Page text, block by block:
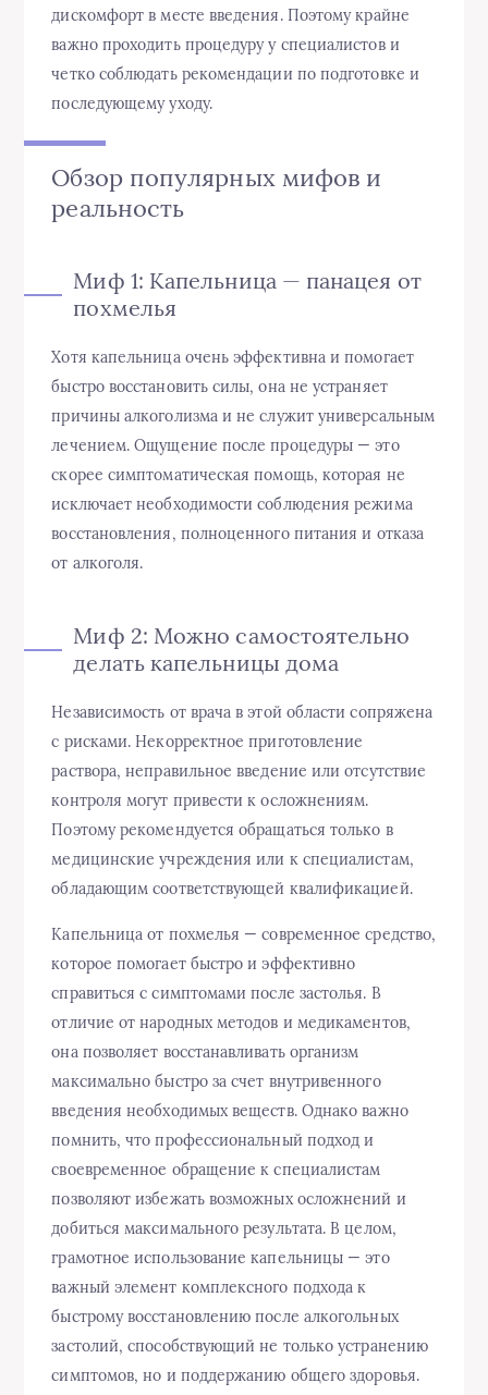
дискомфорт в месте введения. Поэтому крайне
важно проходить процедуру у специалистов и
четко соблюдать рекомендации по подготовке и
последующему уходу.
Обзор популярных мифов и
реальность
Миф 1: Капельница — панацея от
похмелья
Хотя капельница очень эффективна и помогает
быстро восстановить силы, она не устраняет
причины алкоголизма и не служит универсальным
лечением. Ощущение после процедуры — это
скорее симптоматическая помощь, которая не
исключает необходимости соблюдения режима
восстановления, полноценного питания и отказа
от алкоголя.
Миф 2: Можно самостоятельно
делать капельницы дома
Независимость от врача в этой области сопряжена
с рисками. Некорректное приготовление
раствора, неправильное введение или отсутствие
контроля могут привести к осложнениям.
Поэтому рекомендуется обращаться только в
медицинские учреждения или к специалистам,
обладающим соответствующей квалификацией.
Капельница от похмелья — современное средство,
которое помогает быстро и эффективно
справиться с симптомами после застолья. В
отличие от народных методов и медикаментов,
она позволяет восстанавливать организм
максимально быстро за счет внутривенного
введения необходимых веществ. Однако важно
помнить, что профессиональный подход и
своевременное обращение к специалистам
позволяют избежать возможных осложнений и
добиться максимального результата. В целом,
грамотное использование капельницы — это
важный элемент комплексного подхода к
быстрому восстановлению после алкогольных
застолий, способствующий не только устранению
симптомов, но и поддержанию общего здоровья.